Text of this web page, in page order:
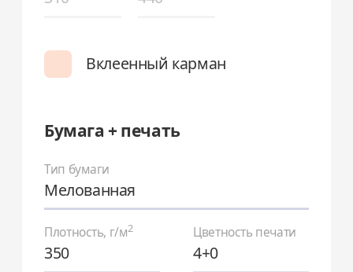
Вклеенный карман
Бумага + печать
Тип бумаги
Мелованная
Плотность, г/м2
350
Цветность печати
4+0